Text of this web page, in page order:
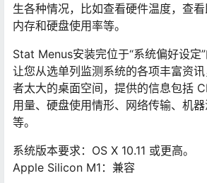
生各种情况，比如查看硬件温度，查
内存和硬盘使用率等。
Stat Menus安装完位于“系统偏好设定”
让您从选单列监测系统的各项丰富资
者太大的桌面空间，提供的信息包括
用量、硬盘使用情形、网络传输、机
等。
系统版本要求：OS X 10.11 或更高。
Apple Silicon M1：兼容